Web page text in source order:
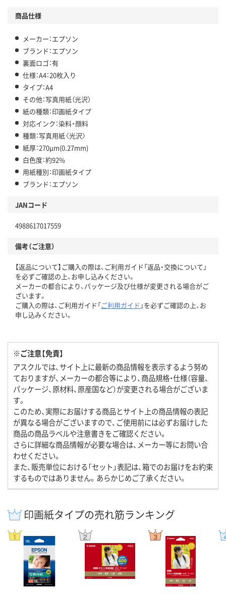
商品仕様
メーカー：エプソン
ブランド：エプソン
裏面ロゴ：有
仕様：A4：20枚入り
タイプ：A4
その他：写真用紙（光沢）
紙の種類：印画紙タイプ
対応インク：染料・顔料
種類：写真用紙〈光沢〉
紙厚：270μm(0.27mm)
白色度：約92%
用紙種別：印画紙タイプ
ブランド：エプソン
JANコード
4988617017559
備考（ご注意）
【返品について】ご購入の際は、ご利用ガイド「返品・交換について」
を必ずご確認の上、お申し込みください。
メーカーの都合により、パッケージ及び仕様が変更される場合がご
ざいます。
ご購入の際は、ご利用ガイド「ご利用ガイド 」を必ずご確認の上、お
申し込みください。
※ご注意【免責】
アスクルでは、サイト上に最新の商品情報を表示するよう努め
ておりますが、メーカーの都合等により、商品規格・仕様（容量、
パッケージ、原材料、原産国など）が変更される場合がございま
す。
このため、実際にお届けする商品とサイト上の商品情報の表記
が異なる場合がございますので、ご使用前には必ずお届けした
商品の商品ラベルや注意書きをご確認ください。
さらに詳細な商品情報が必要な場合は、メーカー等にお問い合
わせください。
また、販売単位における「セット」表記は、箱でのお届けをお約束
するものではありません。あらかじめご了承ください。
印画紙タイプの売れ筋ランキング